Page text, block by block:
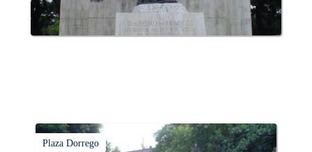
Plaza Dorrego